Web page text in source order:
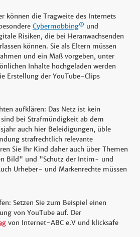
können die Tragweite des Internets
Cybermobbing
und
Risiken, die bei Heranwachsenden
können. Sie als Eltern müssen
und ein Maß vorgeben, unter
Inhalte hochgeladen werden
Erstellung der YouTube-Clips
aufklären: Das Netz ist kein
bei Strafmündigkeit ab dem
auch hier Beleidigungen, üble
strafrechtlich relevante
Sie Ihr Kind daher auch über Themen
Bild" und "Schutz der Intim- und
Urheber- und Markenrechte müssen
Setzen Sie zum Beispiel einen
von YouTube auf. Der
von Internet-ABC e.V und klicksafe